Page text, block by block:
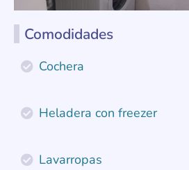
Comodidades
Cochera
Heladera con freezer
Lavarropas